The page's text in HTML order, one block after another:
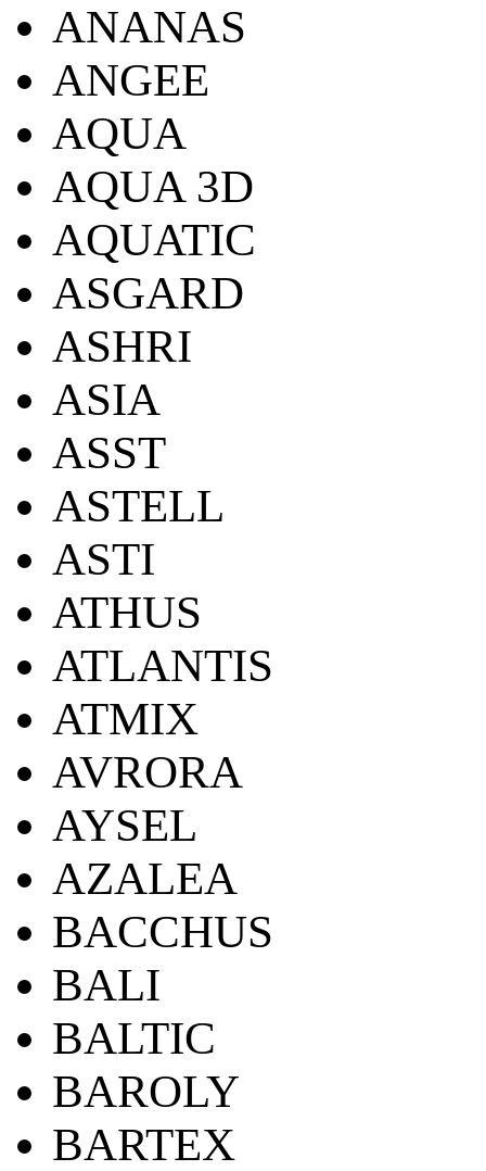
ANANAS
ANGEE
AQUA
AQUA 3D
AQUATIC
ASGARD
ASHRI
ASIA
ASST
ASTELL
ASTI
ATHUS
ATLANTIS
ATMIX
AVRORA
AYSEL
AZALEA
BACCHUS
BALI
BALTIC
BAROLY
BARTEX